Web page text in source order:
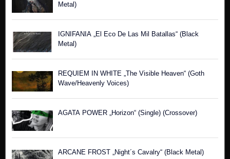
Metal)
IGNIFANIA „El Eco De Las Mil Batallas“ (Black
Metal)
REQUIEM IN WHITE „The Visible Heaven“ (Goth
Wave/Heavenly Voices)
AGATA POWER „Horizon“ (Single) (Crossover)
ARCANE FROST „Night´s Cavalry“ (Black Metal)